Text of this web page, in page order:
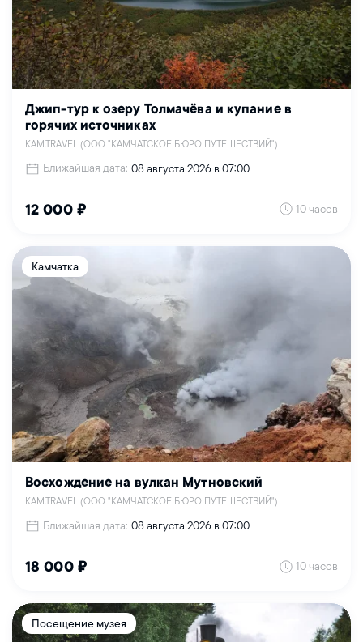
Джип-тур к озеру Толмачёва и купание в
горячих источниках
KAM.TRAVEL (ООО "КАМЧАТСКОЕ БЮРО ПУТЕШЕСТВИЙ")
Ближайшая дата: 08 августа 2026 в 07:00
12 000 ₽ 10 часов
Камчатка
Восхождение на вулкан Мутновский
KAM.TRAVEL (ООО "КАМЧАТСКОЕ БЮРО ПУТЕШЕСТВИЙ")
Ближайшая дата: 08 августа 2026 в 07:00
18 000 ₽ 10 часов
Посещение музея